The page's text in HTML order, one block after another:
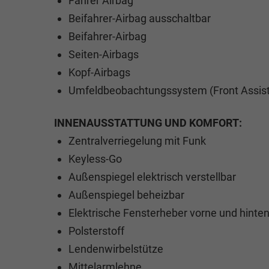
Beifahrer-Airbag ausschaltbar
Beifahrer-Airbag
Seiten-Airbags
Kopf-Airbags
Umfeldbeobachtungssystem (Front
INNENAUSSTATTUNG UND KOMFORT:
Zentralverriegelung mit Funk
Keyless-Go
Außenspiegel elektrisch verstellbar
Außenspiegel beheizbar
Elektrische Fensterheber vorne und hinten
Polsterstoff
Lendenwirbelstütze